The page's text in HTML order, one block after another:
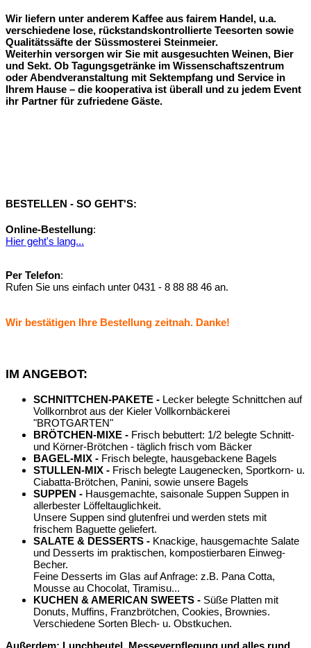
Wir liefern unter anderem Kaffee aus fairem Handel, u.a.
verschiedene lose, rückstandskontrollierte Teesorten sowie
Qualitätssäfte der Süssmosterei Steinmeier.
Weiterhin versorgen wir Sie mit ausgesuchten Weinen, Bier
und Sekt. Ob Tagungsgetränke im Wissenschaftszentrum
oder Abendveranstaltung mit Sektempfang und Service in
Ihrem Hause – die kooperativa ist überall und zu jedem Event
ihr Partner für zufriedene Gäste.
BESTELLEN - SO GEHT'S:
Online-Bestellung:
Hier geht's lang...
Per Telefon:
Rufen Sie uns einfach unter 0431 - 8 88 88 46 an.
Wir bestätigen Ihre Bestellung zeitnah. Danke!
IM ANGEBOT:
SCHNITTCHEN-PAKETE - Lecker belegte Schnittchen auf
Vollkornbrot aus der Kieler Vollkornbäckerei
"BROTGARTEN"
BRÖTCHEN-MIXE - Frisch bebuttert: 1/2 belegte Schnitt-
und Körner-Brötchen - täglich frisch vom Bäcker
BAGEL-MIX - Frisch belegte, hausgebackene Bagels
STULLEN-MIX - Frisch belegte Laugenecken, Sportkorn- u.
Ciabatta-Brötchen, Panini, sowie unsere Bagels
SUPPEN - Hausgemachte, saisonale Suppen Suppen in
allerbester Löffeltauglichkeit.
Unsere Suppen sind glutenfrei und werden stets mit
frischem Baguette geliefert.
SALATE & DESSERTS - Knackige, hausgemachte Salate
und Desserts im praktischen, kompostierbaren Einweg-
Becher.
Feine Desserts im Glas auf Anfrage: z.B. Pana Cotta,
Mousse au Chocolat, Tiramisu...
KUCHEN & AMERICAN SWEETS - Süße Platten mit
Donuts, Muffins, Franzbrötchen, Cookies, Brownies.
Verschiedene Sorten Blech- u. Obstkuchen.